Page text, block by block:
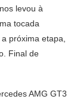
levou à
tocada
próxima etapa,
Final de
AMG GT3